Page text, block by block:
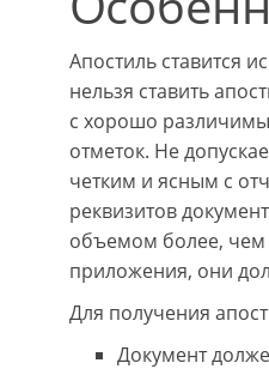
Апостиль ставится
нельзя ставить
с хорошо
отметок. Не
четким и ясным с
реквизитов
объемом более, чем
приложения, они
Для получения
Документ